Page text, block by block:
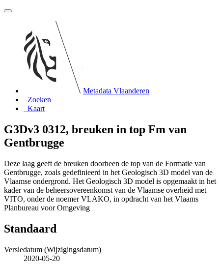
Metadata Vlaanderen
Zoeken
Kaart
G3Dv3 0312, breuken in top Fm van
Gentbrugge
Deze laag geeft de breuken doorheen de top van de Formatie van
Gentbrugge, zoals gedefinieerd in het Geologisch 3D model van de
Vlaamse ondergrond. Het Geologisch 3D model is opgemaakt in het
kader van de beheersovereenkomst van de Vlaamse overheid met
VITO, onder de noemer VLAKO, in opdracht van het Vlaams
Planbureau voor Omgeving
Standaard
Versiedatum (Wijzigingsdatum)
2020-05-20